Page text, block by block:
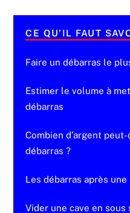
CE QU’IL FAUT
Faire un débarras le
Estimer le volume à
débarras
Combien d’argent
débarras ?
Les débarras après
Vider une cave en sous